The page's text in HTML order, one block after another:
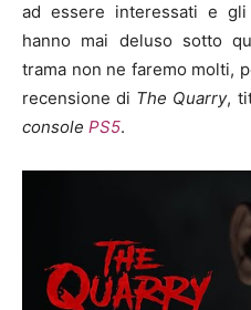
ad essere interessati e
hanno mai deluso sotto
trama non ne faremo molti,
recensione di The Quarry,
console PS5.